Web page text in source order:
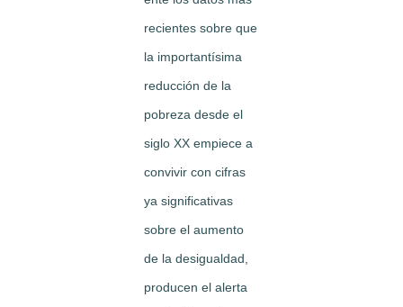
recientes sobre que
la importantísima
reducción de la
pobreza desde el
siglo XX empiece a
convivir con cifras
ya significativas
sobre el aumento
de la desigualdad,
producen el alerta